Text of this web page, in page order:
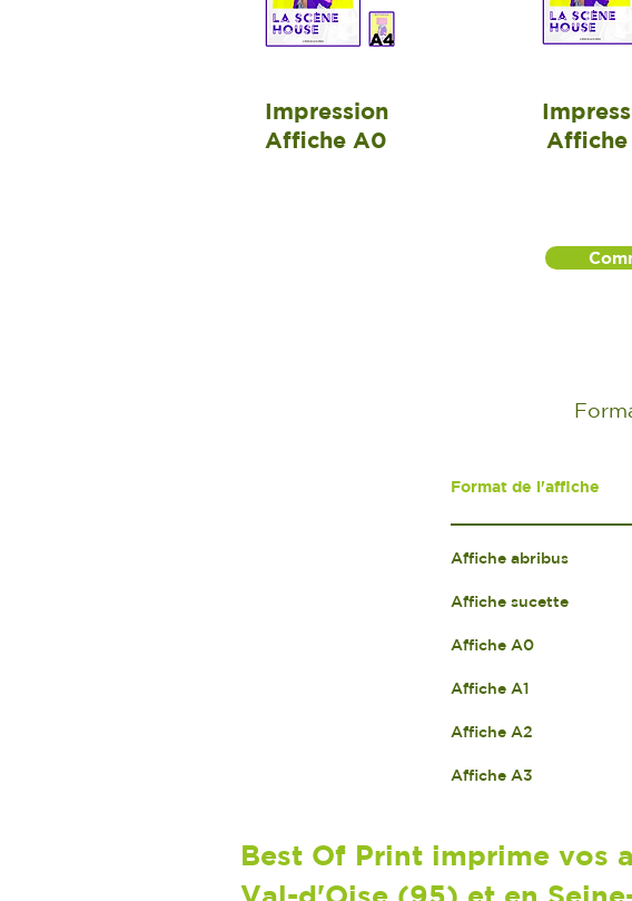
Impression
Affiche A0
Affiche
Format de l'affiche
Affiche abribus
Affiche sucette
Affiche A0
Affiche A1
Affiche A2
Affiche A3
Best Of Print imprime vos